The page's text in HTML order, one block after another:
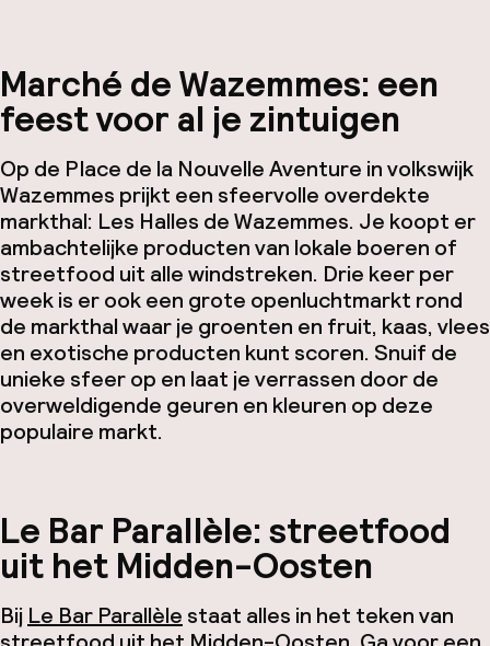
Marché de Wazemmes: een
feest voor al je zintuigen
Op de Place de la Nouvelle Aventure in volkswijk
Wazemmes prijkt een sfeervolle overdekte
markthal: Les Halles de Wazemmes. Je koopt er
ambachtelijke producten van lokale boeren of
streetfood uit alle windstreken. Drie keer per
week is er ook een grote openluchtmarkt rond
de markthal waar je groenten en fruit, kaas, vlees
en exotische producten kunt scoren. Snuif de
unieke sfeer op en laat je verrassen door de
overweldigende geuren en kleuren op deze
populaire markt.
Le Bar Parallèle: streetfood
uit het Midden-Oosten
Bij Le Bar Parallèle staat alles in het teken van